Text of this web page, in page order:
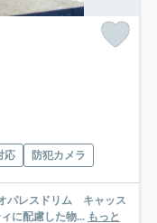
応 防犯カメラ
パレスドリム キャッス
に配慮した物... もっと